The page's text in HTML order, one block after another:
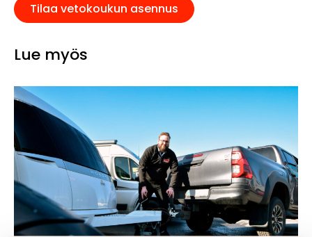
Tilaa vetokoukun asennus
Lue myös